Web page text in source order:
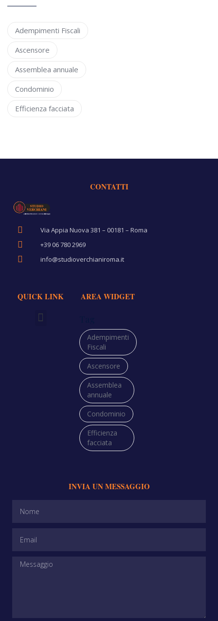
Adempimenti Fiscali
Ascensore
Assemblea annuale
Condominio
Efficienza facciata
CONTATTI
Via Appia Nuova 381 – 00181 – Roma
+39 06 780 2969
info@studioverchianiroma.it
QUICK LINK AREA WIDGET
Adempimenti
Fiscali
Ascensore
Assemblea
annuale
Condominio
Efficienza
facciata
INVIA UN MESSAGGIO